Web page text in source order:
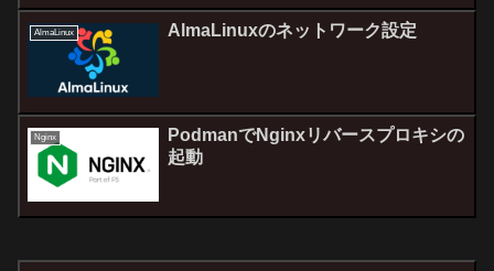
AlmaLinux AlmaLinuxのネットワーク設定
Nginx
PodmanでNginxリバースプロキシの
起動